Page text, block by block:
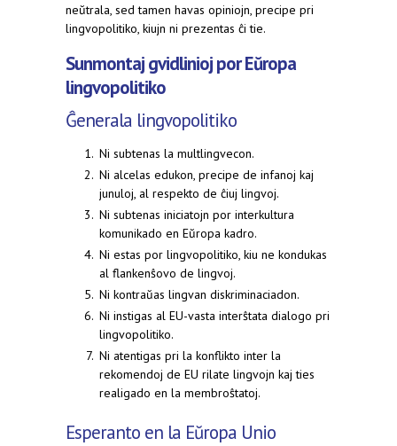
neŭtrala, sed tamen havas opiniojn, precipe pri
lingvopolitiko, kiujn ni prezentas ĉi tie.
Sunmontaj gvidlinioj por Eŭropa
lingvopolitiko
Ĝenerala lingvopolitiko
Ni subtenas la multlingvecon.
Ni alcelas edukon, precipe de infanoj kaj
junuloj, al respekto de ĉiuj lingvoj.
Ni subtenas iniciatojn por interkultura
komunikado en Eŭropa kadro.
Ni estas por lingvopolitiko, kiu ne kondukas
al flankenŝovo de lingvoj.
Ni kontraŭas lingvan diskriminaciadon.
Ni instigas al EU-vasta interŝtata dialogo pri
lingvopolitiko.
Ni atentigas pri la konflikto inter la
rekomendoj de EU rilate lingvojn kaj ties
realigado en la membroŝtatoj.
Esperanto en la Eŭropa Unio